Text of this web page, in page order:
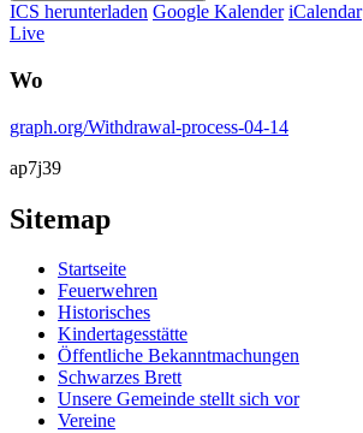
ICS herunterladen Google Kalender iCalendar
Live
Wo
graph.org/Withdrawal-process-04-14
ap7j39
Sitemap
Startseite
Feuerwehren
Historisches
Kindertagesstätte
Öffentliche Bekanntmachungen
Schwarzes Brett
Unsere Gemeinde stellt sich vor
Vereine